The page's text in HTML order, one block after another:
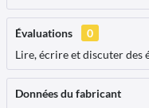
Évaluations
0
Lire, écrire et discuter des
Données du fabricant